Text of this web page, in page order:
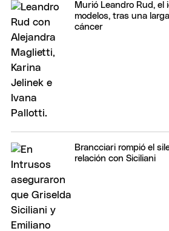
Murió Leandro Rud, el
modelos, tras una
cáncer
Brancciari rompió el
relación con Siciliani